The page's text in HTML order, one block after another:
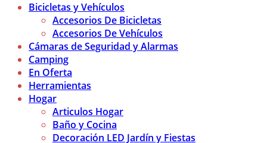
Bicicletas y Vehículos
Accesorios De Bicicletas
Accesorios De Vehículos
Cámaras de Seguridad y Alarmas
Camping
En Oferta
Herramientas
Hogar
Articulos Hogar
Baño y Cocina
Decoración LED Jardín y Fiestas